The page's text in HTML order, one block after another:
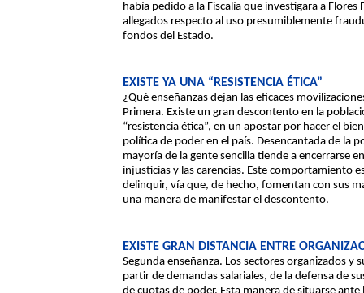
había pedido a la Fiscalía que investigara a Flores
allegados respecto al uso presumiblemente
fondos del Estado.
EXISTE YA UNA “RESISTENCIA ÉTICA”
¿Qué enseñanzas dejan las eficaces
Primera. Existe un gran descontento en la
“resistencia ética”, en un apostar por hacer el
política de poder en el país. Desencantada de la
mayoría de la gente sencilla tiende a encerrarse
injusticias y las carencias. Este comportamiento
delinquir, vía que, de hecho, fomentan con sus
una manera de manifestar el descontento.
EXISTE GRAN DISTANCIA ENTRE
Segunda enseñanza. Los sectores organizados
partir de demandas salariales, de la defensa de